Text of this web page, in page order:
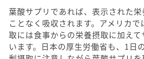
葉酸サプリであれば、表示された
ことなく吸収されます。アメリカ
取には食事からの栄養摂取に加え
います。日本の厚生労働省も、1日